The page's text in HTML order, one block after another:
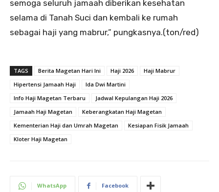
semoga seluruh jamaah diberikan kesehatan
selama di Tanah Suci dan kembali ke rumah
sebagai haji yang mabrur,” pungkasnya.(ton/red)
TAGS Berita Magetan Hari Ini Haji 2026
Haji Mabrur
Hipertensi Jamaah Haji
Ida Dwi Martini
Info Haji Magetan Terbaru
Jadwal Kepulangan Haji 2026
Jamaah Haji Magetan
Keberangkatan Haji Magetan
Kementerian Haji dan Umrah Magetan
Kesiapan Fisik Jamaah
Kloter Haji Magetan
WhatsApp Facebook